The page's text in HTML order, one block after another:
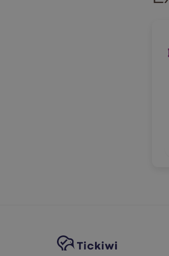
Navegación del sitio
Plataforma